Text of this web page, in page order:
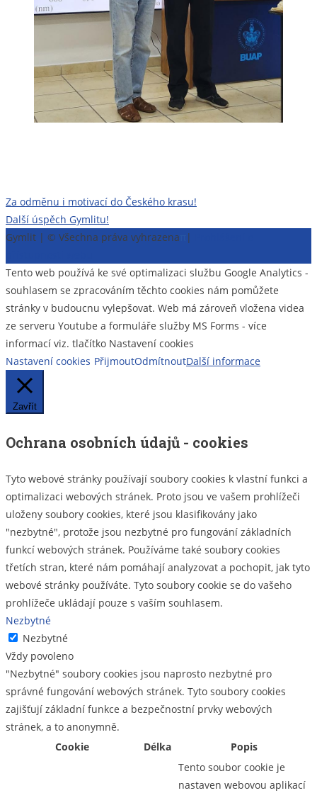
Navigace
pro
příspěvek
Za odměnu i motivací do Českého krasu!
Další úspěch Gymlitu!
Gymlit | © Všechna práva vyhrazena
|
Tento web používá ke své optimalizaci službu Google Analytics -
souhlasem se zpracováním těchto cookies nám pomůžete
stránky v budoucnu vylepšovat. Web má zároveň vložena videa
ze serveru Youtube a formuláře služby MS Forms - více
informací viz. tlačítko Nastavení cookies
Nastavení cookies PřijmoutOdmítnoutDalší informace
Zavřít
Ochrana osobních údajů - cookies
Tyto webové stránky používají soubory cookies k vlastní funkci a
optimalizaci webových stránek. Proto jsou ve vašem prohlížeči
uloženy soubory cookies, které jsou klasifikovány jako
"nezbytné", protože jsou nezbytné pro fungování základních
funkcí webových stránek. Používáme také soubory cookies
třetích stran, které nám pomáhají analyzovat a pochopit, jak tyto
webové stránky používáte. Tyto soubory cookie se do vašeho
prohlížeče ukládají pouze s vaším souhlasem.
Nezbytné
Nezbytné
Vždy povoleno
"Nezbytné" soubory cookies jsou naprosto nezbytné pro
správné fungování webových stránek. Tyto soubory cookies
zajišťují základní funkce a bezpečnostní prvky webových
stránek, a to anonymně.
Cookie
Délka Popis
Tento soubor cookie je
nastaven webovou aplikací